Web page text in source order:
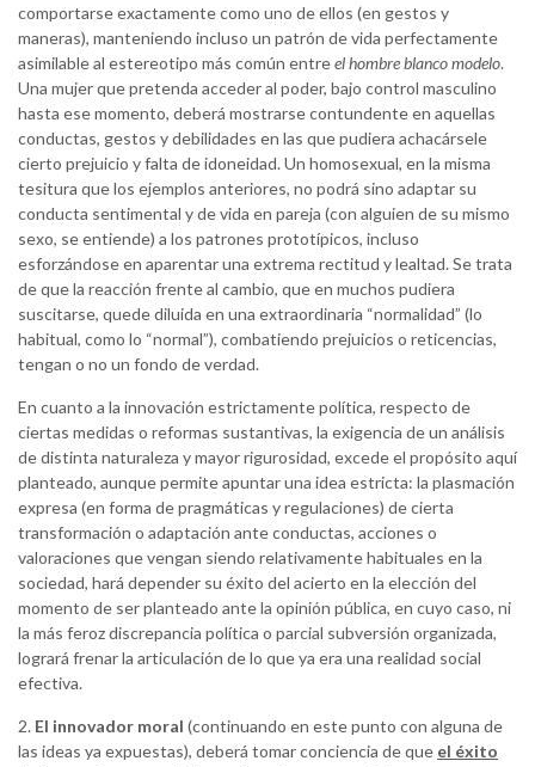
comportarse exactamente como uno de ellos (en gestos y
maneras), manteniendo incluso un patrón de vida perfectamente
asimilable al estereotipo más común entreel hombre blanco modelo.
Una mujer que pretenda acceder al poder, bajo control masculino
hasta ese momento, deberá mostrarse contundente en aquellas
conductas, gestos y debilidades en las que pudiera achacársele
cierto prejuicio y falta de idoneidad. Un homosexual, en la misma
tesitura que los ejemplos anteriores, no podrá sino adaptar su
conducta sentimental y de vida en pareja (con alguien de su mismo
sexo, se entiende) a los patrones prototípicos, incluso
esforzándose en aparentar una extrema rectitud y lealtad. Se trata
de que la reacción frente al cambio, que en muchos pudiera
suscitarse, quede diluida en una extraordinaria “normalidad” (lo
habitual, como lo “normal”), combatiendo prejuicios o reticencias,
tengan o no un fondo de verdad.
En cuanto a la innovación estrictamente política, respecto de
ciertas medidas o reformas sustantivas, la exigencia de un análisis
de distinta naturaleza y mayor rigurosidad, excede el propósito aquí
planteado, aunque permite apuntar una idea estricta: la plasmación
expresa (en forma de pragmáticas y regulaciones) de cierta
transformación o adaptación ante conductas, acciones o
valoraciones que vengan siendo relativamente habituales en la
sociedad, hará depender su éxito del acierto en la elección del
momento de ser planteado ante la opinión pública, en cuyo caso, ni
la más feroz discrepancia política o parcial subversión organizada,
logrará frenar la articulación de lo que ya era una realidad social
efectiva.
2. El innovador moral (continuando en este punto con alguna de
las ideas ya expuestas), deberá tomar conciencia de que el éxito